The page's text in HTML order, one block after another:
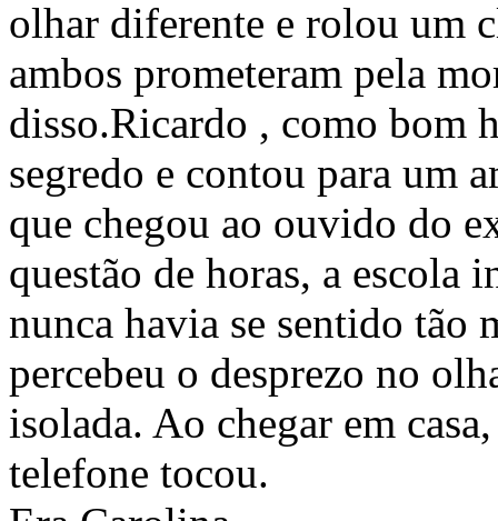
olhar diferente e rolou um
ambos prometeram pela
disso.Ricardo , como bom
segredo e contou para um
que chegou ao ouvido do
questão de horas, a escola
nunca havia se sentido tão
percebeu o desprezo no
isolada. Ao chegar em
telefone tocou.